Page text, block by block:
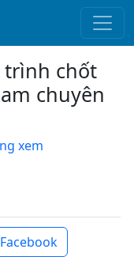
trình chốt
chuyên
xem
Facebook